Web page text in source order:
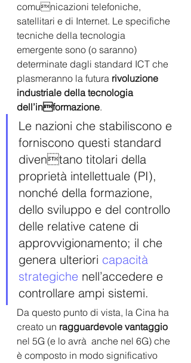
comunicazioni telefoniche,
satellitari e di Internet. Le specifiche
tecniche della tecnologia
emergente sono (o saranno)
determinate dagli standard ICT che
plasmeranno la futura rivoluzione
industriale della tecnologia
dell’informazione.
Le nazioni che stabiliscono e
forniscono questi standard
diventano titolari della
proprietà intellettuale (PI),
nonché della formazione,
dello sviluppo e del controllo
delle relative catene di
approvvigionamento; il che
genera ulteriori capacità
strategiche nell’accedere e
controllare ampi sistemi.
Da questo punto di vista, la Cina ha
creato un ragguardevole vantaggio
nel 5G (e lo avrà  anche nel 6G) che
è composto in modo significativo